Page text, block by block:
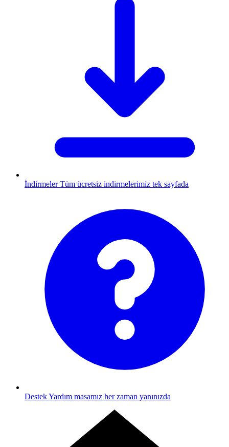
İndirmeler Tüm ücretsiz indirmelerimiz tek sayfada
DestekYardım masamız her zaman yanınızda